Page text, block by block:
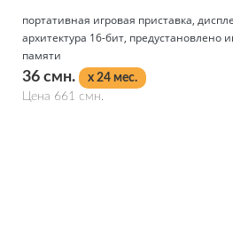
портативная игровая приставка,
архитектура 16-бит, предустановлено
памяти
36 смн.
x 24 мес.
Цена 661 смн.